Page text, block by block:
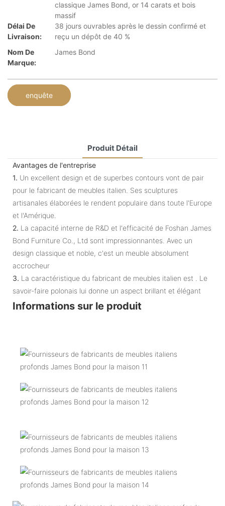
classique James Bond, or 14 carats et bois
massif
Délai De
Livraison:
38 jours ouvrables après le dessin confirmé et
reçu un dépôt de 40 %
Nom De
Marque:
James Bond
enquête
Produit Détail
Avantages de l'entreprise
1. Un excellent design et de superbes contours vont de pair
pour le fabricant de meubles italien. Ses sculptures
artisanales élaborées le rendent populaire dans toute l'Europe
et l'Amérique.
2. La capacité interne de R&D et l'efficacité de Foshan James
Bond Furniture Co., Ltd sont impressionnantes. Avec un
design classique et noble, c'est un meuble absolument
accrocheur
3. La caractéristique du fabricant de meubles italien est . Le
savoir-faire polonais lui donne un aspect brillant et élégant
Informations sur le produit